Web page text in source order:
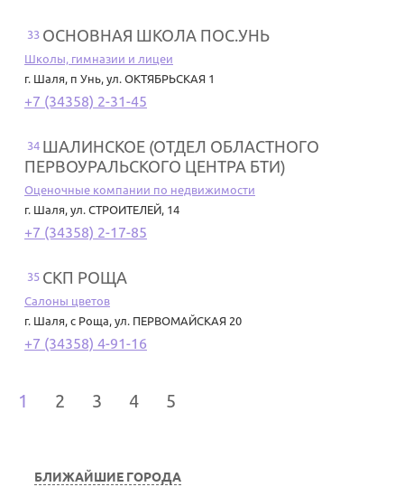
33 ОСНОВНАЯ ШКОЛА ПОС.УНЬ
Школы, гимназии и лицеи
г. Шаля, п Унь, ул. ОКТЯБРЬСКАЯ 1
+7 (34358) 2-31-45
34 ШАЛИНСКОЕ (ОТДЕЛ ОБЛАСТНОГО
ПЕРВОУРАЛЬСКОГО ЦЕНТРА БТИ)
Оценочные компании по недвижимости
г. Шаля, ул. СТРОИТЕЛЕЙ, 14
+7 (34358) 2-17-85
35 СКП РОЩА
Салоны цветов
г. Шаля, с Роща, ул. ПЕРВОМАЙСКАЯ 20
+7 (34358) 4-91-16
1 2 3 4 5
БЛИЖАЙШИЕ ГОРОДА